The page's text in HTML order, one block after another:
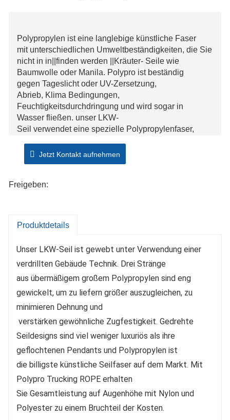
Polypropylen ist eine langlebige künstliche Faser
mit unterschiedlichen Umweltbeständigkeiten, die Sie
nicht in in||finden werden ||Kräuter- Seile wie
Baumwolle oder Manila. Polypro ist beständig
gegen Tageslicht oder UV-Zersetzung,
Abrieb, Klima Bedingungen,
Feuchtigkeitsdurchdringung und wird sogar in
Wasser fließen. unser LKW-
Seil verwendet eine spezielle Polypropylenfaser,
|||Sicherheit gegen gegen Sonnenlicht, Ausfransen
und Spalten.
Jetzt Kontakt aufnehmen
Freigeben:
Produktdetails
Unser LKW-Seil ist gewebt unter Verwendung einer
verdrillten Gebäude Technik. Drei Stränge
aus übermäßigem großem Polypropylen sind eng
gewickelt, um zu liefern größer auszugleichen, zu
minimieren Dehnung und
verstärken gewöhnliche Zugfestigkeit. Gedrehte
Seildesigns sind viel weniger luxuriös als ihre
geflochtenen Pendants und Polypropylen ist
die billigste künstliche Seilfaser auf dem Markt. Mit
Polypro Trucking ROPE erhalten
Sie Gesamtleistung auf Augenhöhe mit Nylon und
Polyester zu einem Bruchteil der Kosten.